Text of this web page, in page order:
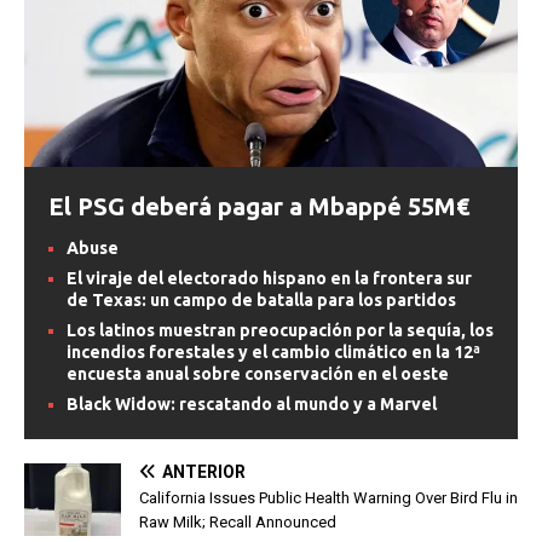
El PSG deberá pagar a Mbappé 55M€
Abuse
El viraje del electorado hispano en la frontera sur
de Texas: un campo de batalla para los partidos
Los latinos muestran preocupación por la sequía, los
incendios forestales y el cambio climático en la 12ª
encuesta anual sobre conservación en el oeste
Black Widow: rescatando al mundo y a Marvel
ANTERIOR
California Issues Public Health Warning Over Bird Flu in
Raw Milk; Recall Announced